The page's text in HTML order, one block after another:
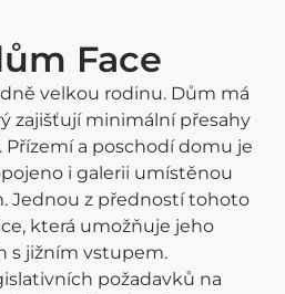
Face
velkou rodinu. Dům má
zajišťují minimální přesahy
a poschodí domu je
i galerii umístěnou
Jednou z předností tohoto
která umožňuje jeho
s jižním vstupem.
požadavků na